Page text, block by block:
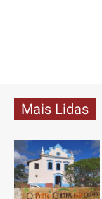
Mais Lidas